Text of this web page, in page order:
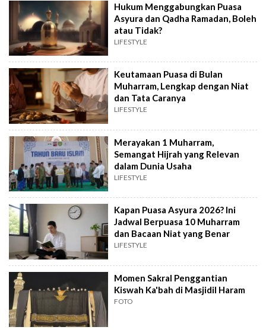
Hukum Menggabungkan Puasa
Asyura dan Qadha Ramadan, Boleh
atau Tidak?
LIFESTYLE
Keutamaan Puasa di Bulan
Muharram, Lengkap dengan Niat
dan Tata Caranya
LIFESTYLE
Merayakan 1 Muharram,
Semangat Hijrah yang Relevan
dalam Dunia Usaha
LIFESTYLE
Kapan Puasa Asyura 2026? Ini
Jadwal Berpuasa 10 Muharram
dan Bacaan Niat yang Benar
LIFESTYLE
Momen Sakral Penggantian
Kiswah Ka'bah di Masjidil Haram
FOTO